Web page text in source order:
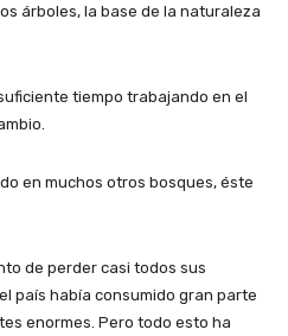
árboles, la base de la naturaleza
tiempo trabajando en el
en muchos otros bosques, éste
de perder casi todos sus
país había consumido gran parte
enormes. Pero todo esto ha